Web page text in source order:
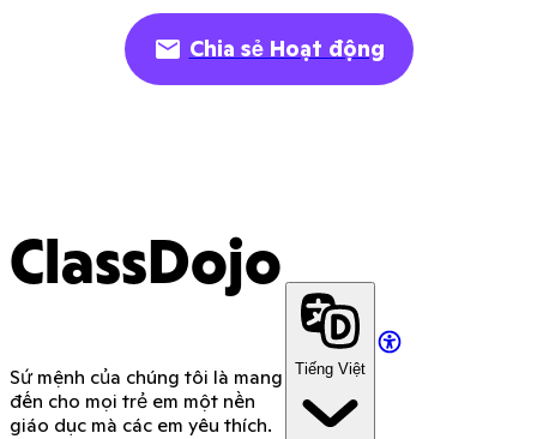
Chia sẻ Hoạt động
ClassDojo
Sứ mệnh của chúng tôi là mang
đến cho mọi trẻ em một nền
giáo dục mà các em yêu thích.
Tiếng Việt